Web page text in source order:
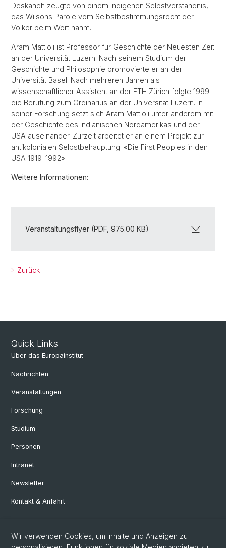
Deskaheh zeugte von einem indigenen Selbstverständnis,
das Wilsons Parole vom Selbstbestimmungsrecht der
Völker beim Wort nahm.
Aram Mattioli ist Professor für Geschichte der Neuesten Zeit
an der Universität Luzern. Nach seinem Studium der
Geschichte und Philosophie promovierte er an der
Universität Basel. Nach mehreren Jahren als
wissenschaftlicher Assistent an der ETH Zürich folgte 1999
die Berufung zum Ordinarius an der Universität Luzern. In
seiner Forschung setzt sich Aram Mattioli unter anderem mit
der Geschichte des indianischen Nordamerikas und der
USA auseinander. Zurzeit arbeitet er an einem Projekt zur
antikolonialen Selbstbehauptung: «Die First Peoples in den
USA 1919–1992».
Weitere Informationen:
Veranstaltungsflyer (PDF, 975.00 KB)
Zurück
Quick Links
Über das Europainstitut
Nachrichten
Veranstaltungen
Forschung
Studium
Personen
Intranet
Newsletter
Kontakt & Anfahrt
Social Media
Wir verwenden Cookies, um Inhalte und Anzeigen zu